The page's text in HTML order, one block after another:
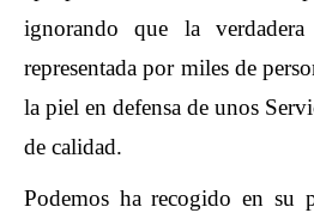
ignorando que la verdadera
representada por miles de
la piel en defensa de unos
de calidad.
Podemos ha recogido en su